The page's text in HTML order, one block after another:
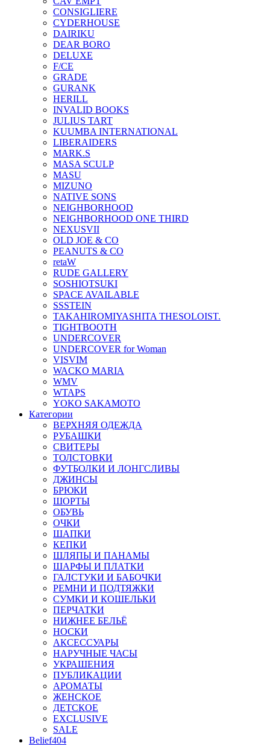
CONSIGLIERE
CYDERHOUSE
DAIRIKU
DEAR BORO
DELUXE
F/CE
GRADE
GURANK
HERILL
INVALID BOOKS
JULIUS TART
KUUMBA INTERNATIONAL
LIBERAIDERS
MARK.S
MASA SCULP
MASU
MIZUNO
NATIVE SONS
NEIGHBORHOOD
NEIGHBORHOOD ONE THIRD
NEXUSVII
OLD JOE & CO
PEANUTS & CO
retaW
RUDE GALLERY
SOSHIOTSUKI
SPACE AVAILABLE
SSSTEIN
TAKAHIROMIYASHITA THESOLOIST.
TIGHTBOOTH
UNDERCOVER
UNDERCOVER for Woman
VISVIM
WACKO MARIA
WMV
WTAPS
YOKO SAKAMOTO
Категории
ВЕРХНЯЯ ОДЕЖДА
РУБАШКИ
СВИТЕРЫ
ТОЛСТОВКИ
ФУТБОЛКИ И ЛОНГСЛИВЫ
ДЖИНСЫ
БРЮКИ
ШОРТЫ
ОБУВЬ
ОЧКИ
ШАПКИ
КЕПКИ
ШЛЯПЫ И ПАНАМЫ
ШАРФЫ И ПЛАТКИ
ГАЛСТУКИ И БАБОЧКИ
РЕМНИ И ПОДТЯЖКИ
СУМКИ И КОШЕЛЬКИ
ПЕРЧАТКИ
НИЖНЕЕ БЕЛЬЁ
НОСКИ
АКСЕССУАРЫ
НАРУЧНЫЕ ЧАСЫ
УКРАШЕНИЯ
ПУБЛИКАЦИИ
АРОМАТЫ
ЖЕНСКОЕ
ДЕТСКОЕ
EXCLUSIVE
SALE
Belief404